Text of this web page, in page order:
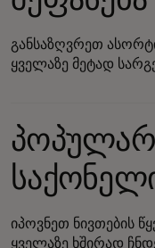
განსაზღვრეთ
ყველაზე მეტად
იპოვნეთ ნივთების
ყველაზე ხშირად